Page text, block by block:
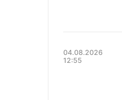
04.08.2026
12:55